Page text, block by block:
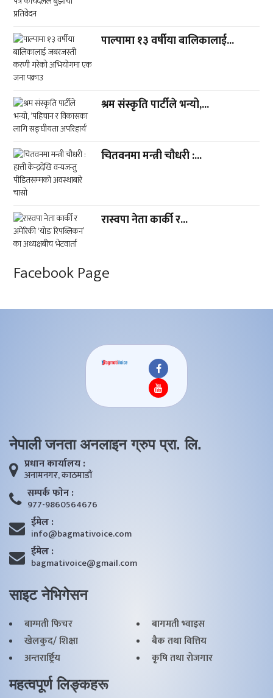
पाल्पामा १३ वर्षीया बालिकालाई...
श्रम संस्कृति पार्टीले भन्यो,...
चितवनमा मन्त्री चौधरी :...
रास्वपा नेता कार्की र...
Facebook Page
नेपाली जनता अनलाइन ग्रुप प्रा. लि.
प्रधान कार्यालय :
अनामनगर, काठमाडाैं
सम्पर्क फाेन :
977-9860564676
ईमेल :
info@bagmativoice.com
ईमेल :
bagmativoice@gmail.com
साइट नेभिगेसन
बाग्मती फिचर
बागमती भ्वाइस
खेलकुद/ शिक्षा
बैक तथा वित्तिय
अन्तरार्ष्ट्रिय
कृृषि तथा राेजगार
महत्वपूर्ण लिङ्कहरू